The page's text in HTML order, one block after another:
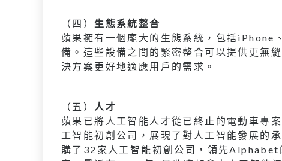
（四） 生態系統整合
蘋果擁有一個龐大的生態系統，包括
備。這些設備之間的緊密整合可以提供更無
決方案更好地適應用戶的需求。
（五） 人才
蘋果已將人工智能人才從已終止的電動車專
工智能初創公司，展現了對人工智能發展
購了32家人工智能初創公司，領先